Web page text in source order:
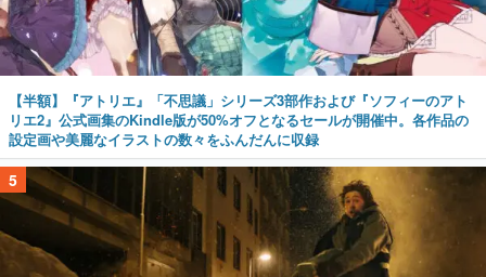
【半額】『アトリエ』「不思議」シリーズ3部作および『ソフィーのアト
リエ2』公式画集のKindle版が50%オフとなるセールが開催中。各作品の
設定画や美麗なイラストの数々をふんだんに収録
5